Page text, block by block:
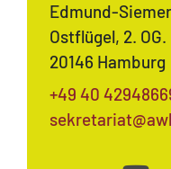
Edmund-
Ostflügel, 2. OG.
20146 Hamburg
+49 40